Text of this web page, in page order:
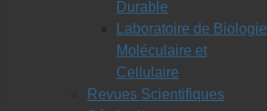
Durable
Laboratoire de Biologie
Moléculaire et
Cellulaire
Revues Scientifiques